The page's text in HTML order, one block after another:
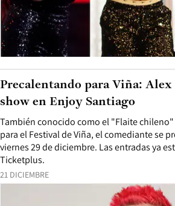
21 DICIEMBRE
También conocido como el "Flaite
para el Festival de Viña, el comediante se
viernes 29 de diciembre. Las entradas ya
Ticketplus.
Precalentando para Viña:
show en Enjoy Santiago